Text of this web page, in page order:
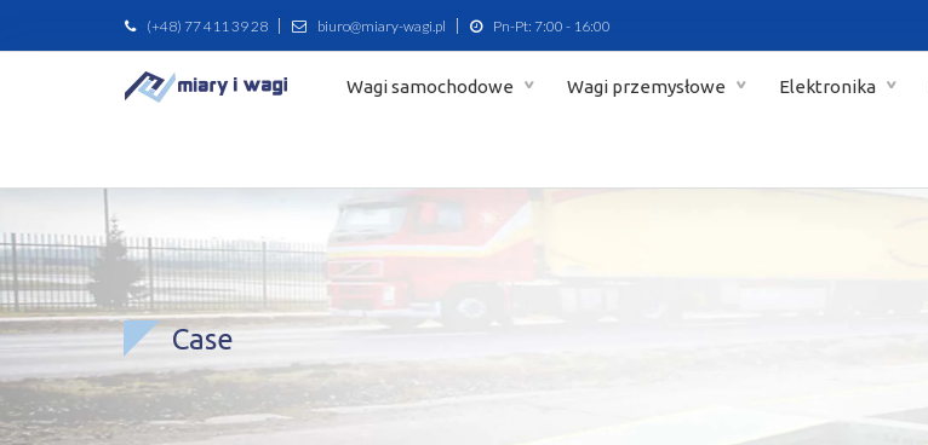
(+48) 77 411 39 28 biuro@miary-wagi.pl Pn-Pt: 7:00 - 16:00
Wagi samochodowe Wagi przemysłowe Elektronika
Case